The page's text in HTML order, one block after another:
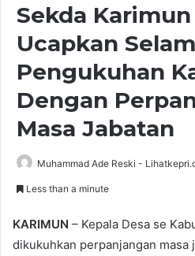
Sekda
Ucapkan
Pengukuhan
Dengan
Masa Jabatan
Muhammad Ade Reski -
Less than a minute
KARIMUN – Kepala Desa se
dikukuhkan perpanjangan masa